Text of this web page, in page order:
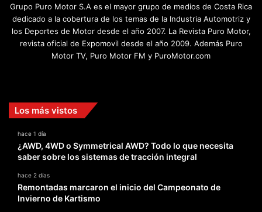
Grupo Puro Motor S.A es el mayor grupo de medios de Costa Rica
dedicado a la cobertura de los temas de la Industria Automotriz y
los Deportes de Motor desde el año 2007. La Revista Puro Motor,
revista oficial de Expomovil desde el año 2009. Además Puro
Motor TV, Puro Motor FM y PuroMotor.com
Los más vistos
hace 1 día
¿AWD, 4WD o Symmetrical AWD? Todo lo que necesita
saber sobre los sistemas de tracción integral
hace 2 días
Remontadas marcaron el inicio del Campeonato de
Invierno de Kartismo